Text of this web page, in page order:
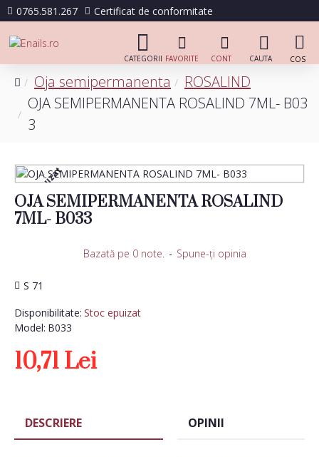
0765.581.267 Certificat de conformitate
Oja semipermanenta
ROSALIND
OJA SEMIPERMANENTA ROSALIND 7ML- B03
3
Stoc epuizat
OJA SEMIPERMANENTA ROSALIND
7ML- B033
Disponibilitate: Stoc epuizat
Model: B033
S 71
Bazată pe 0 note. - Spune-ţi opinia
10,71 Lei
DESCRIERE OPINII